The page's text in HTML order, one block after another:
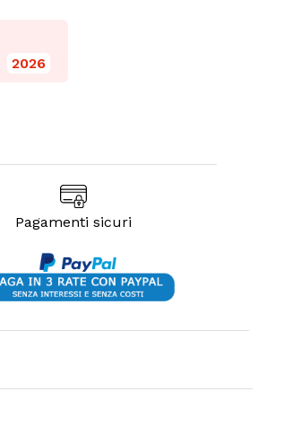
2026
Pagamenti sicuri